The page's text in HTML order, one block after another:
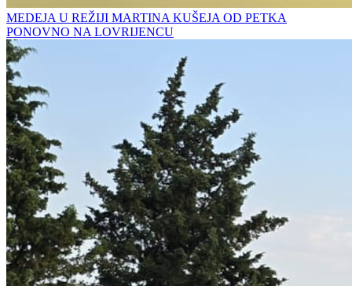
MEDEJA U REŽIJI MARTINA KUŠEJA OD PETKA
PONOVNO NA LOVRIJENCU